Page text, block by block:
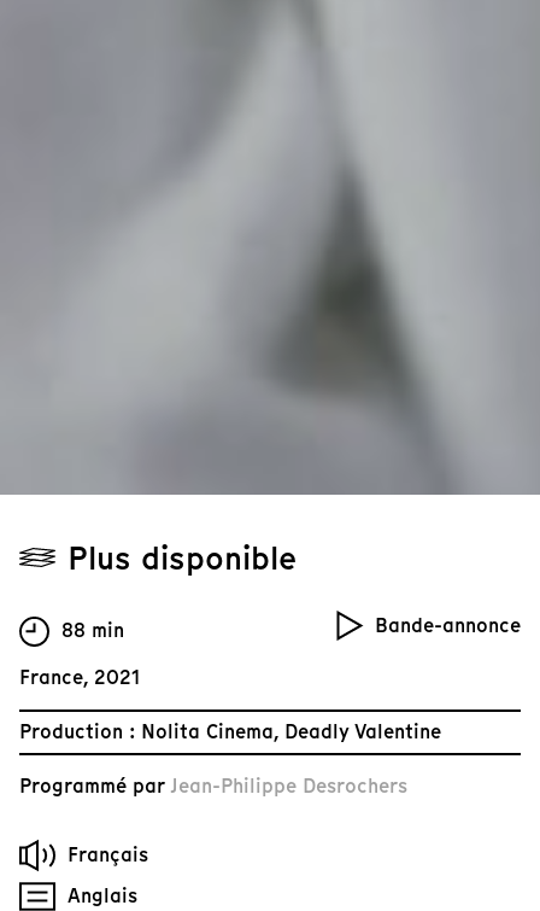
Plus disponible
Bande-annonce
88 min
France, 2021
Production : Nolita Cinema, Deadly Valentine
Programmé par Jean-Philippe Desrochers
Français
Anglais